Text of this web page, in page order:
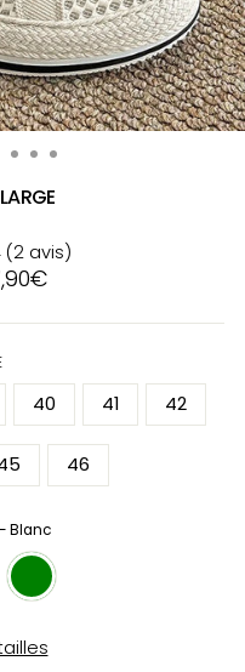
(2 avis)
40 41 42
46
Blanc